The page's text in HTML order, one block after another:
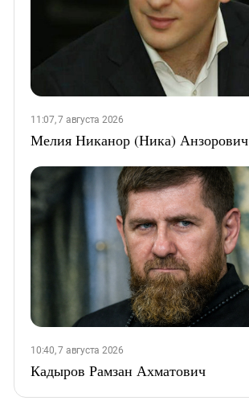
11:07, 7 августа 2026
Мелия Никанор (Ника) Анзорович
10:40, 7 августа 2026
Кадыров Рамзан Ахматович